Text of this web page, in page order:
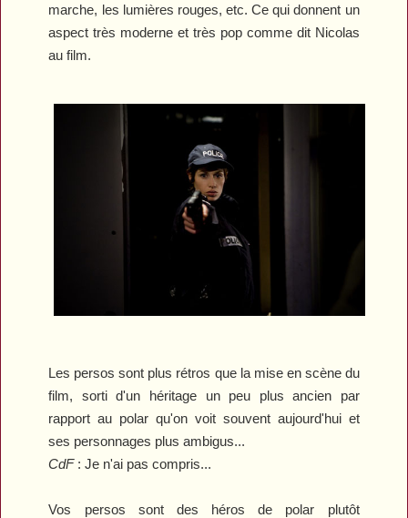
marche, les lumières rouges, etc. Ce qui donnent un
aspect très moderne et très pop comme dit Nicolas
au film.
Les persos sont plus rétros que la mise en scène du
film, sorti d'un héritage un peu plus ancien par
rapport au polar qu'on voit souvent aujourd'hui et
ses personnages plus ambigus...
CdF :Je n'ai pas compris...
Vos persos sont des héros de polar plutôt